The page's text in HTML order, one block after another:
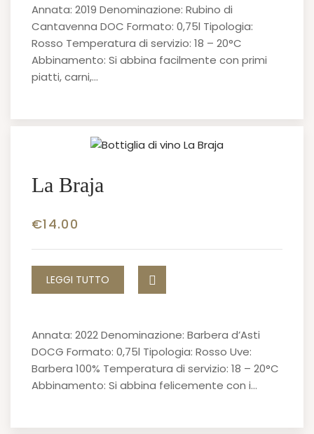
Annata: 2019 Denominazione: Rubino di
Cantavenna DOC Formato: 0,75l Tipologia:
Rosso Temperatura di servizio: 18 – 20°C
Abbinamento: Si abbina facilmente con primi
piatti, carni,…
La Braja
€14.00
LEGGI TUTTO
Annata: 2022 Denominazione: Barbera d’Asti
DOCG Formato: 0,75l Tipologia: Rosso Uve:
Barbera 100% Temperatura di servizio: 18 – 20°C
Abbinamento: Si abbina felicemente con i…